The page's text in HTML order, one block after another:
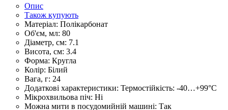
Опис
Також купують
Матеріал: Полікарбонат
Об'єм, мл: 80
Діаметр, см: 7.1
Висота, см: 3.4
Форма: Кругла
Колір: Білий
Вага, г: 24
Додаткові характеристики: Термостійкість: -40…+99°С
Мікрохвильова піч: Ні
Можна мити в посудомийній машині: Так